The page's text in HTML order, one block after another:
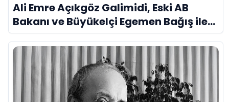
Ali Emre Açıkgöz Galimidi, Eski AB
Bakanı ve Büyükelçi Egemen Bağış ile
Bir Araya Geldi